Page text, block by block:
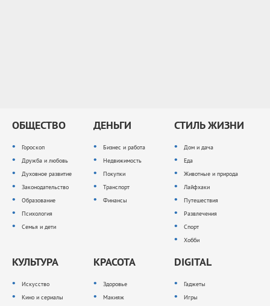
ОБЩЕСТВО
Гороскоп
Дружба и любовь
Духовное развитие
Законодательство
Образование
Психология
Семья и дети
ДЕНЬГИ
Бизнес и работа
Недвижимость
Покупки
Транспорт
Финансы
СТИЛЬ ЖИЗНИ
Дом и дача
Еда
Животные и природа
Лайфхаки
Путешествия
Развлечения
Спорт
Хобби
КУЛЬТУРА
Искусство
Кино и сериалы
КРАСОТА
Здоровье
Макияж
DIGITAL
Гаджеты
Игры